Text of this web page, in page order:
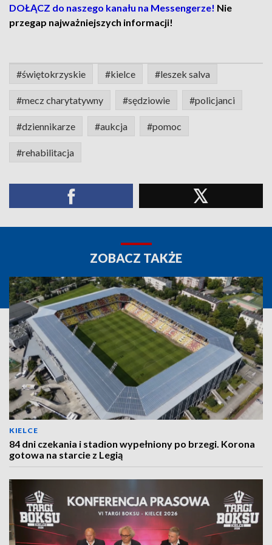
DOŁĄCZ do naszego kanału na Messengerze! Nie
przegap najważniejszych informacji!
#świętokrzyskie #kielce #leszek salva
#mecz charytatywny #sędziowie #policjanci
#dziennikarze #aukcja #pomoc
#rehabilitacja
ZOBACZ TAKŻE
KIELCE
84 dni czekania i stadion wypełniony po brzegi. Korona
gotowa na starcie z Legią